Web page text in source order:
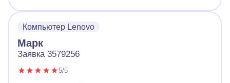
Компьютер Lenovo
Марк
Заявка 3579256
5/5